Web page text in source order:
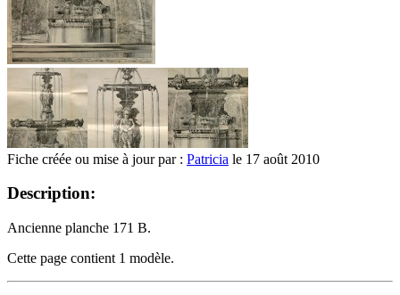
Fiche créée ou mise à jour par : Patricia le 17 août 2010
Description:
Ancienne planche 171 B.
Cette page contient 1 modèle.